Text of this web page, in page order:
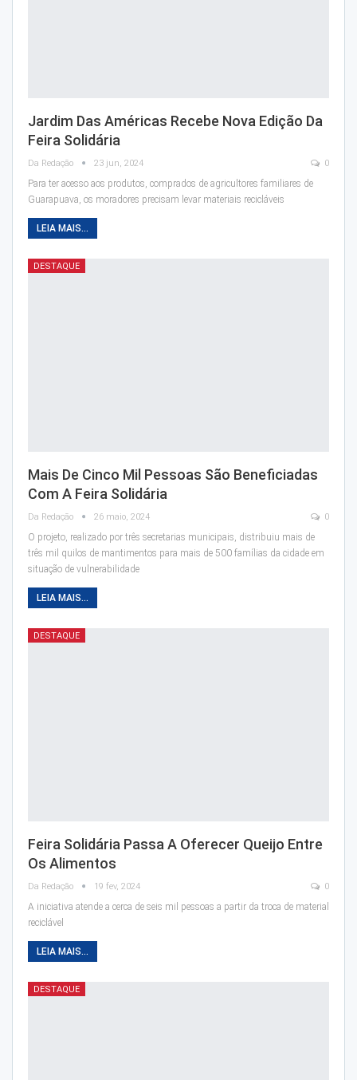
Jardim Das Américas Recebe Nova Edição Da
Feira Solidária
Da Redação 23 jun, 2024 0
Para ter acesso aos produtos, comprados de agricultores familiares de
Guarapuava, os moradores precisam levar materiais recicláveis
LEIA MAIS...
DESTAQUE
Mais De Cinco Mil Pessoas São Beneficiadas
Com A Feira Solidária
Da Redação 26 maio, 2024 0
O projeto, realizado por três secretarias municipais, distribuiu mais de
três mil quilos de mantimentos para mais de 500 famílias da cidade em
situação de vulnerabilidade
LEIA MAIS...
DESTAQUE
Feira Solidária Passa A Oferecer Queijo Entre
Os Alimentos
Da Redação 19 fev, 2024 0
A iniciativa atende a cerca de seis mil pessoas a partir da troca de material
reciclável
LEIA MAIS...
DESTAQUE